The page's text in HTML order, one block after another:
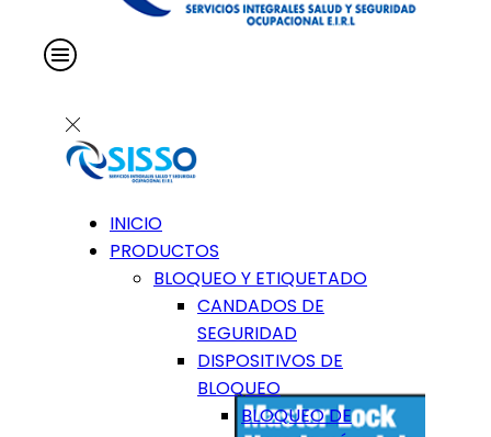
INICIO
PRODUCTOS
BLOQUEO Y ETIQUETADO
CANDADOS DE
SEGURIDAD
DISPOSITIVOS DE
BLOQUEO
BLOQUEO DE